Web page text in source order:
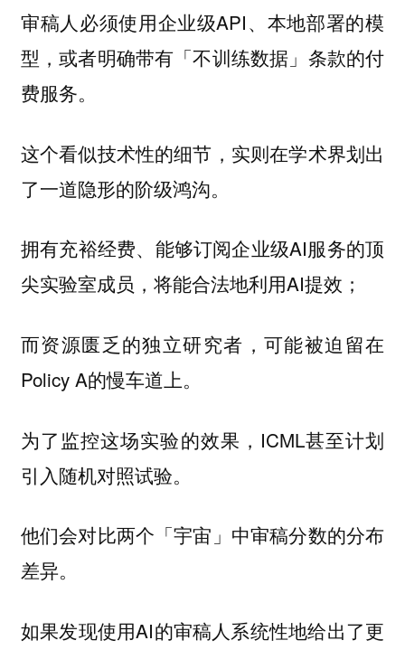
审稿人必须使用企业级API、本地部署的模
型，或者明确带有「不训练数据」条款的付
费服务。
这个看似技术性的细节，实则在学术界划出
了一道隐形的阶级鸿沟。
拥有充裕经费、能够订阅企业级AI服务的顶
尖实验室成员，将能合法地利用AI提效；
而资源匮乏的独立研究者，可能被迫留在
Policy A的慢车道上。
为了监控这场实验的效果，ICML甚至计划
引入随机对照试验。
他们会对比两个「宇宙」中审稿分数的分布
差异。
如果发现使用AI的审稿人系统性地给出了更